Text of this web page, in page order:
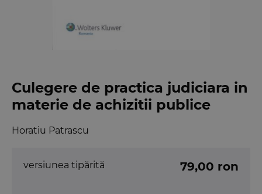
Culegere de practica judiciara in
materie de achizitii publice
Horatiu Patrascu
versiunea tipărită 79,00 ron